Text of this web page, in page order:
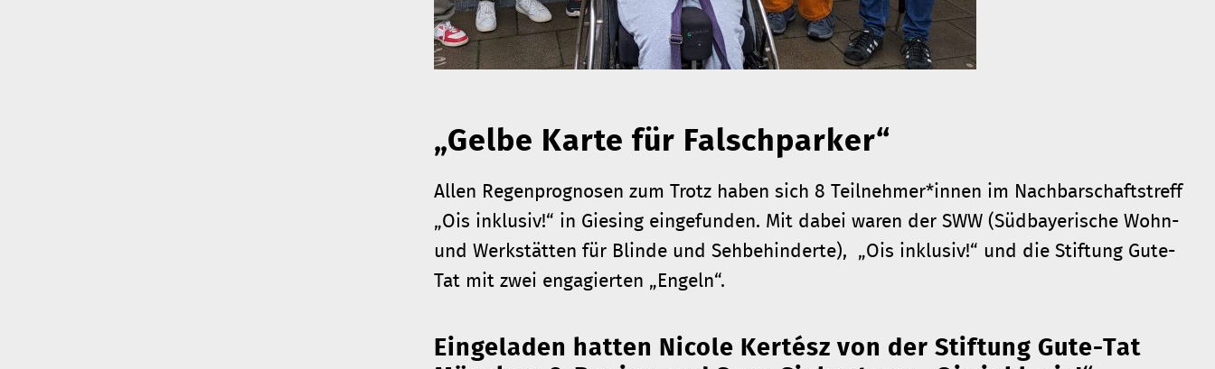
„Gelbe Karte für Falschparker“
Allen Regenprognosen zum Trotz haben sich 8 Teilnehmer*innen im Nachbarschaftstreff
„Ois inklusiv!“ in Giesing eingefunden. Mit dabei waren der SWW (Südbayerische Wohn-
und Werkstätten für Blinde und Sehbehinderte), „Ois inklusiv!“ und die Stiftung Gute-
Tat mit zwei engagierten „Engeln“.
Eingeladen hatten Nicole Kertész von der Stiftung Gute-Tat